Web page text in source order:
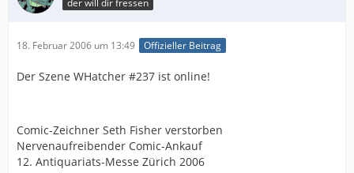
18. Februar 2006 um 13:49 Offizieller Beitrag
Der Szene WHatcher #237 ist online!
Comic-Zeichner Seth Fisher verstorben
Nervenaufreibender Comic-Ankauf
12. Antiquariats-Messe Zürich 2006